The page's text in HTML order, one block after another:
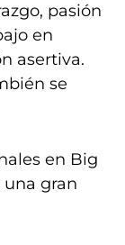
pasión
en
asertiva.
se
en Big
gran